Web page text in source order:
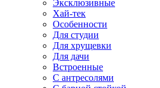
Эксклюзивные
Хай-тек
Особенности
Для студии
Для хрущевки
Для дачи
Встроенные
С антресолями